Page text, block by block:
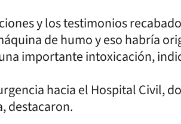
y los testimonios
de humo y eso habría
importante intoxicación,
hacia el Hospital Civil,
destacaron.